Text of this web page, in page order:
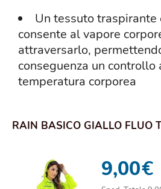
Un tessuto traspirante
consente al vapore
attraversarlo,
conseguenza un
temperatura corporea
RAIN BASICO GIALLO FLUO
9,00€